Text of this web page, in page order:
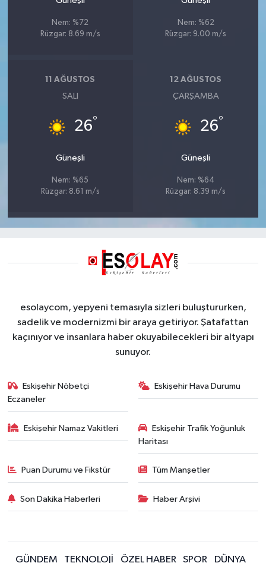
Nem: %72
Rüzgar: 8.69 m/s
Nem: %62
Rüzgar: 9.00 m/s
11 AĞUSTOS
SALI
26°
Güneşli
Nem: %65
Rüzgar: 8.61 m/s
12 AĞUSTOS
ÇARŞAMBA
26°
Güneşli
Nem: %64
Rüzgar: 8.39 m/s
esolaycom, yepyeni temasıyla sizleri buluştururken,
sadelik ve modernizmi bir araya getiriyor. Şatafattan
kaçınıyor ve insanlara haber okuyabilecekleri bir altyapı
sunuyor.
Eskişehir Nöbetçi
Eczaneler
Eskişehir Hava Durumu
Eskişehir Namaz Vakitleri
Eskişehir Trafik Yoğunluk
Haritası
Puan Durumu ve Fikstür Tüm Manşetler
Son Dakika Haberleri Haber Arşivi
GÜNDEM TEKNOLOJİ ÖZEL HABER SPOR DÜNYA